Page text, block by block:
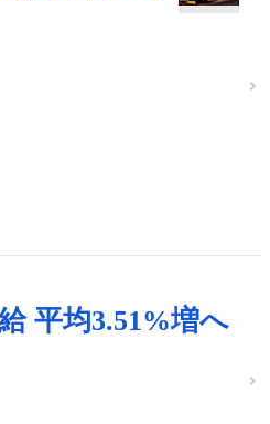
平均3.51%増へ